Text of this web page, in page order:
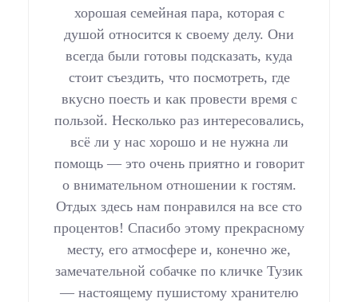
хорошая семейная пара, которая с
душой относится к своему делу. Они
всегда были готовы подсказать, куда
стоит съездить, что посмотреть, где
вкусно поесть и как провести время с
пользой. Несколько раз интересовались,
всё ли у нас хорошо и не нужна ли
помощь — это очень приятно и говорит
о внимательном отношении к гостям.
Отдых здесь нам понравился на все сто
процентов! Спасибо этому прекрасному
месту, его атмосфере и, конечно же,
замечательной собачке по кличке Тузик
— настоящему пушистому хранителю